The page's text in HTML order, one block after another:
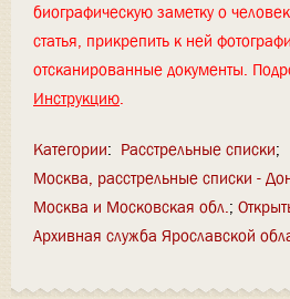
биографическую заметку о
статья, прикрепить к ней
отсканированные документы.
Инструкцию.
Категории: Расстрельные списки
Москва, расстрельные списки -
Москва и Московская обл.
Архивная служба Ярославской